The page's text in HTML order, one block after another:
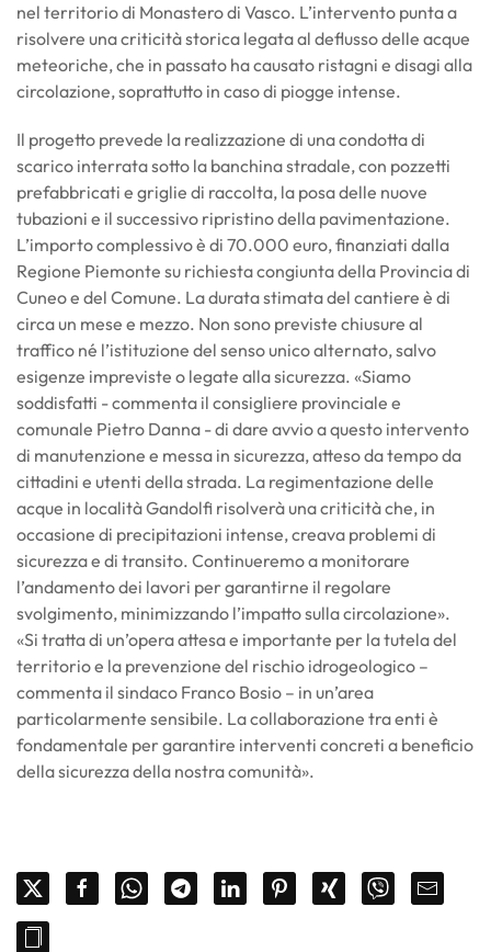
nel territorio di Monastero di Vasco. L’intervento punta a
risolvere una criticità storica legata al deflusso delle acque
meteoriche, che in passato ha causato ristagni e disagi alla
circolazione, soprattutto in caso di piogge intense.
Il progetto prevede la realizzazione di una condotta di
scarico interrata sotto la banchina stradale, con pozzetti
prefabbricati e griglie di raccolta, la posa delle nuove
tubazioni e il successivo ripristino della pavimentazione.
L’importo complessivo è di 70.000 euro, finanziati dalla
Regione Piemonte su richiesta congiunta della Provincia di
Cuneo e del Comune. La durata stimata del cantiere è di
circa un mese e mezzo. Non sono previste chiusure al
traffico né l’istituzione del senso unico alternato, salvo
esigenze impreviste o legate alla sicurezza. «Siamo
soddisfatti - commenta il consigliere provinciale e
comunale Pietro Danna - di dare avvio a questo intervento
di manutenzione e messa in sicurezza, atteso da tempo da
cittadini e utenti della strada. La regimentazione delle
acque in località Gandolfi risolverà una criticità che, in
occasione di precipitazioni intense, creava problemi di
sicurezza e di transito. Continueremo a monitorare
l’andamento dei lavori per garantirne il regolare
svolgimento, minimizzando l’impatto sulla circolazione».
«Si tratta di un’opera attesa e importante per la tutela del
territorio e la prevenzione del rischio idrogeologico –
commenta il sindaco Franco Bosio – in un’area
particolarmente sensibile. La collaborazione tra enti è
fondamentale per garantire interventi concreti a beneficio
della sicurezza della nostra comunità».